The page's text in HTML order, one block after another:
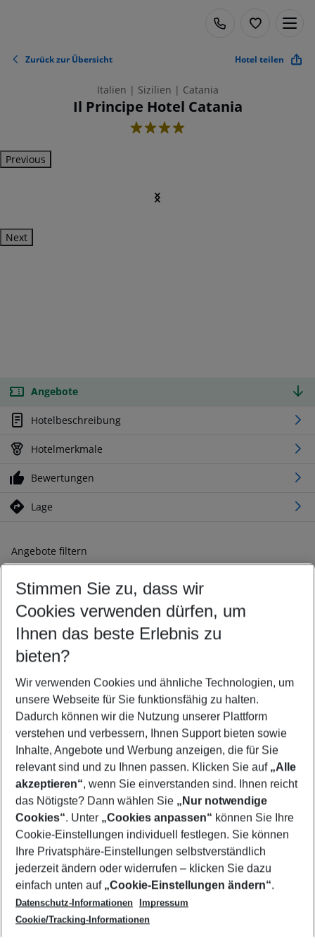
Zurück zur Übersicht Hotel teilen
Italien | Sizilien | Catania
Il Principe Hotel Catania
4
Previous
Next
Angebote
Hotelbeschreibung
Hotelmerkmale
Bewertungen
Lage
Angebote filtern
Ändern Sie Ihre Kriterien nach Ihren Wünschen
Abflughafen wählen
Beliebiger Abflughafen
Reisezeitraum wählen
09.08.26– 07.08.27 5-8 Nächte
2 Erwachsene Keine Kinder
Mehr Filter anzeigen
Footer
Footer navigation
Über uns
AGB
Cookie-Einstellungen ändern
Cookie-Richtlinie
Datenschutz
Service & Hilfe
Barrierefreies Reisen
Check-in
Folgen Sie uns
Stimmen Sie zu, dass wir
Cookies verwenden dürfen, um
Ihnen das beste Erlebnis zu
bieten?
Wir verwenden Cookies und ähnliche Technologien, um
unsere Webseite für Sie funktionsfähig zu halten.
Dadurch können wir die Nutzung unserer Plattform
verstehen und verbessern, Ihnen Support bieten sowie
Inhalte, Angebote und Werbung anzeigen, die für Sie
relevant sind und zu Ihnen passen. Klicken Sie auf „Alle
akzeptieren“, wenn Sie einverstanden sind. Ihnen reicht
das Nötigste? Dann wählen Sie „Nur notwendige
Cookies“. Unter „Cookies anpassen“ können Sie Ihre
Cookie-Einstellungen individuell festlegen. Sie können
Ihre Privatsphäre-Einstellungen selbstverständlich
jederzeit ändern oder widerrufen – klicken Sie dazu
einfach unten auf „Cookie-Einstellungen ändern“.
Datenschutz-Informationen
Impressum
Cookie/Tracking-Informationen